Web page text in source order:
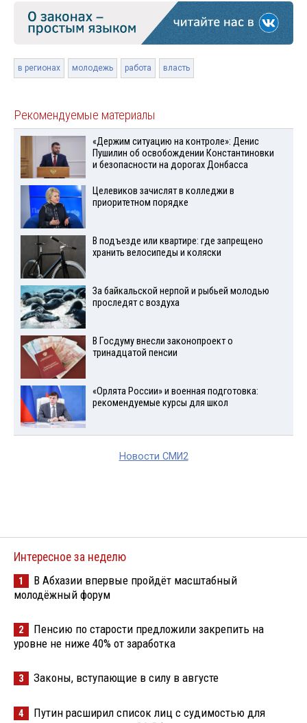
в регионах молодежь работа власть
Рекомендуемые материалы
«Держим ситуацию на контроле»: Денис
Пушилин об освобождении Константиновки
и безопасности на дорогах Донбасса
Целевиков зачислят в колледжи в
приоритетном порядке
В подъезде или квартире: где запрещено
хранить велосипеды и коляски
За байкальской нерпой и рыбьей молодью
проследят с воздуха
В Госдуму внесли законопроект о
тринадцатой пенсии
«Орлята России» и военная подготовка:
рекомендуемые курсы для школ
Новости СМИ2
Интересное за неделю
1
В Абхазии впервые пройдёт масштабный
молодёжный форум
2
Пенсию по старости предложили закрепить на
уровне не ниже 40% от заработка
3 Законы, вступающие в силу в августе
4
Путин расширил список лиц с судимостью для